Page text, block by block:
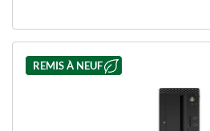
REMIS À NEUF